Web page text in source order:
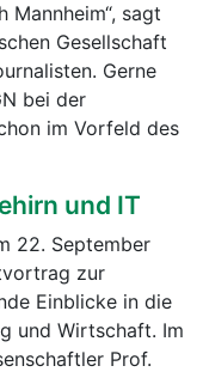
Mannheim“, sagt
Gesellschaft
Gerne
bei der
im Vorfeld des
und IT
22. September
zur
Einblicke in die
und Wirtschaft. Im
Prof.